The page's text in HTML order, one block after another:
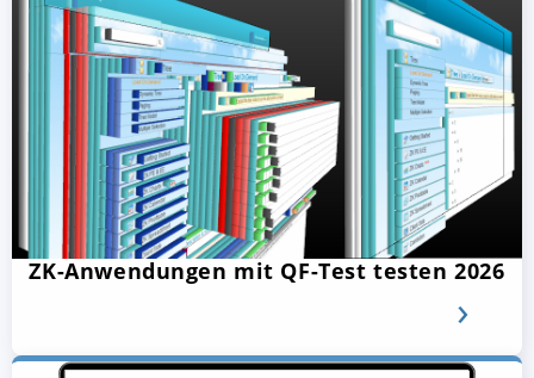
ZK-Anwendungen mit QF-Test testen 2026